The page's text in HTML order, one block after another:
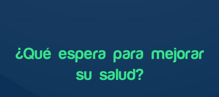
¿Qué espera para mejorar
su salud?